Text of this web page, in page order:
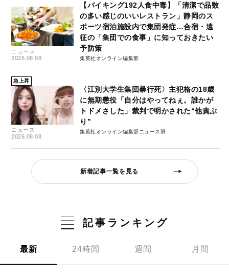
ニュース
2026.08.08
【バイキング192人食中毒】「清潔で品数
の多い感じのいいレストラン」静岡のス
ポーツ宿泊施設内で集団発症…合宿・遠
征の「集団での食事」に知っておきたい
予防策
集英社オンライン編集部
急上昇
ニュース
2026.08.08
〈江別大学生集団暴行死〉主犯格の18歳
に無期懲役「自分はやってねぇ。誰かが
トドメさした」裁判で明かされた“他責ぶ
り”
集英社オンライン編集部ニュース班
新着記事一覧を見る
記事ランキング
最新 24時間 週間 月間